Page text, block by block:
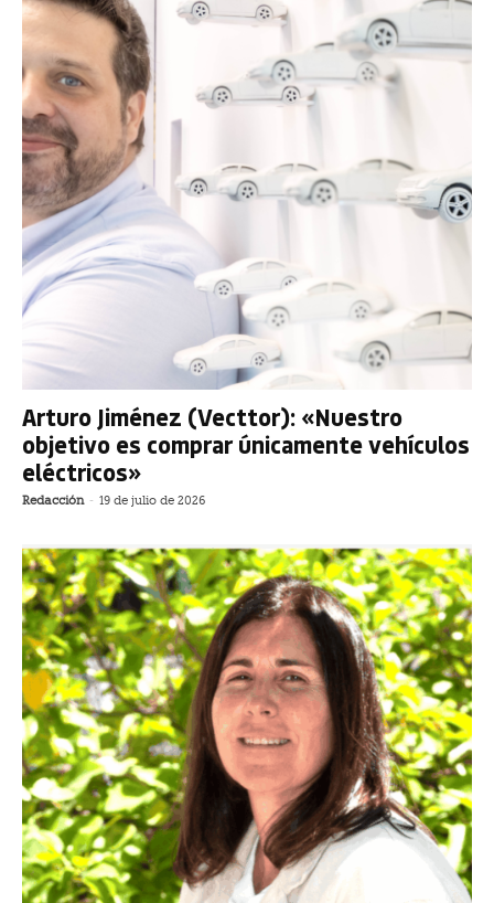
Arturo Jiménez (Vecttor): «Nuestro
objetivo es comprar únicamente vehículos
eléctricos»
Redacción - 19 de julio de 2026